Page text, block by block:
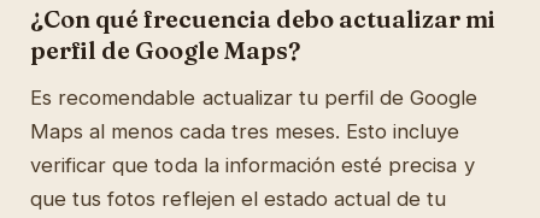
¿Con qué frecuencia debo actualizar mi
perfil de Google Maps?
Es recomendable actualizar tu perfil de Google
Maps al menos cada tres meses. Esto incluye
verificar que toda la información esté precisa y
que tus fotos reflejen el estado actual de tu